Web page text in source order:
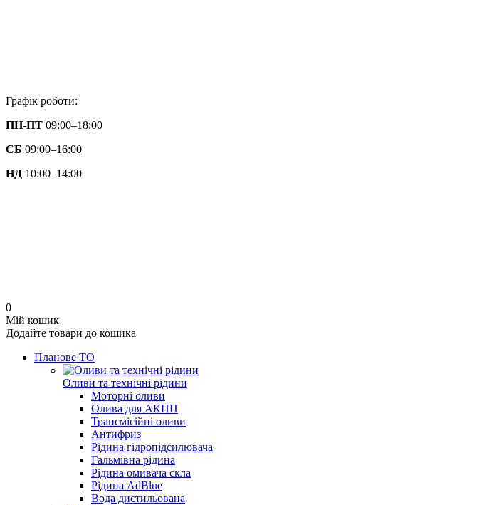
Графік роботи:
ПН-ПТ 09:00–18:00
СБ 09:00–16:00
НД 10:00–14:00
0
Мій кошик
Додайте товари до кошика
Планове ТО
Оливи та технічні рідини
Моторні оливи
Олива для АКПП
Трансмісійні оливи
Антифриз
Рідина гідропідсилювача
Гальмівна рідина
Рідина омивача скла
Рідина AdBlue
Вода дистильована